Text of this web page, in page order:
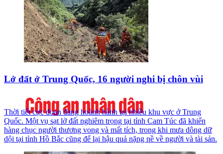
Lở đất ở Trung Quốc, 16 người nghi bị chôn vùi
Thời tiết cực đoan đang hoành hành tại nhiều khu vực ở Trung
Quốc. Một vụ sạt lở đất nghiêm trọng tại tỉnh Cam Túc đã khiến
hàng chục người thương vong và mất tích, trong khi mưa dông dữ
dội tại tỉnh Hồ Bắc cũng để lại hậu quả nặng nề về người và tài sản.